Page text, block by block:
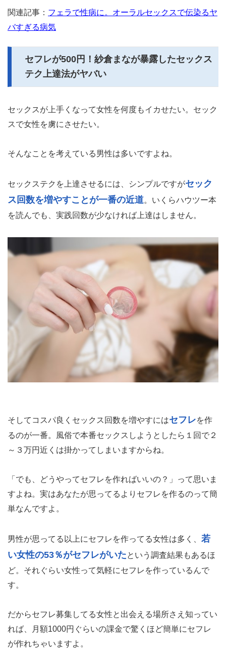
関連記事： フェラで性病に。オーラルセックスで伝染るヤ
バすぎる病気
セフレが500円！紗倉まなが暴露したセックス
テク上達法がヤバい
セックスが上手くなって女性を何度もイカせたい。セック
スで女性を虜にさせたい。
そんなことを考えている男性は多いですよね。
セックステクを上達させるには、シンプルですがセック
ス回数を増やすことが一番の近道。いくらハウツー本
を読んでも、実践回数が少なければ上達はしません。
そしてコスパ良くセックス回数を増やすにはセフレを作
るのが一番。風俗で本番セックスしようとしたら１回で２
～３万円近くは掛かってしまいますからね。
「でも、どうやってセフレを作ればいいの？」って思いま
すよね。実はあなたが思ってるよりセフレを作るのって簡
単なんですよ。
男性が思ってる以上にセフレを作ってる女性は多く、 若
い女性の53％がセフレがいたという調査結果もあるほ
ど。それぐらい女性って気軽にセフレを作っているんで
す。
だからセフレ募集してる女性と出会える場所さえ知ってい
れば、月額1000円ぐらいの課金で驚くほど簡単にセフレ
が作れちゃいますよ。